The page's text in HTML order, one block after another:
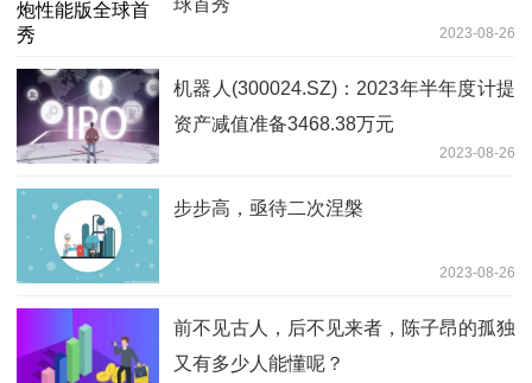
球首秀
2023-08-26
机器人(300024.SZ)：2023年半年度计提
资产减值准备3468.38万元
2023-08-26
步步高，亟待二次涅槃
2023-08-26
前不见古人，后不见来者，陈子昂的孤独
又有多少人能懂呢？